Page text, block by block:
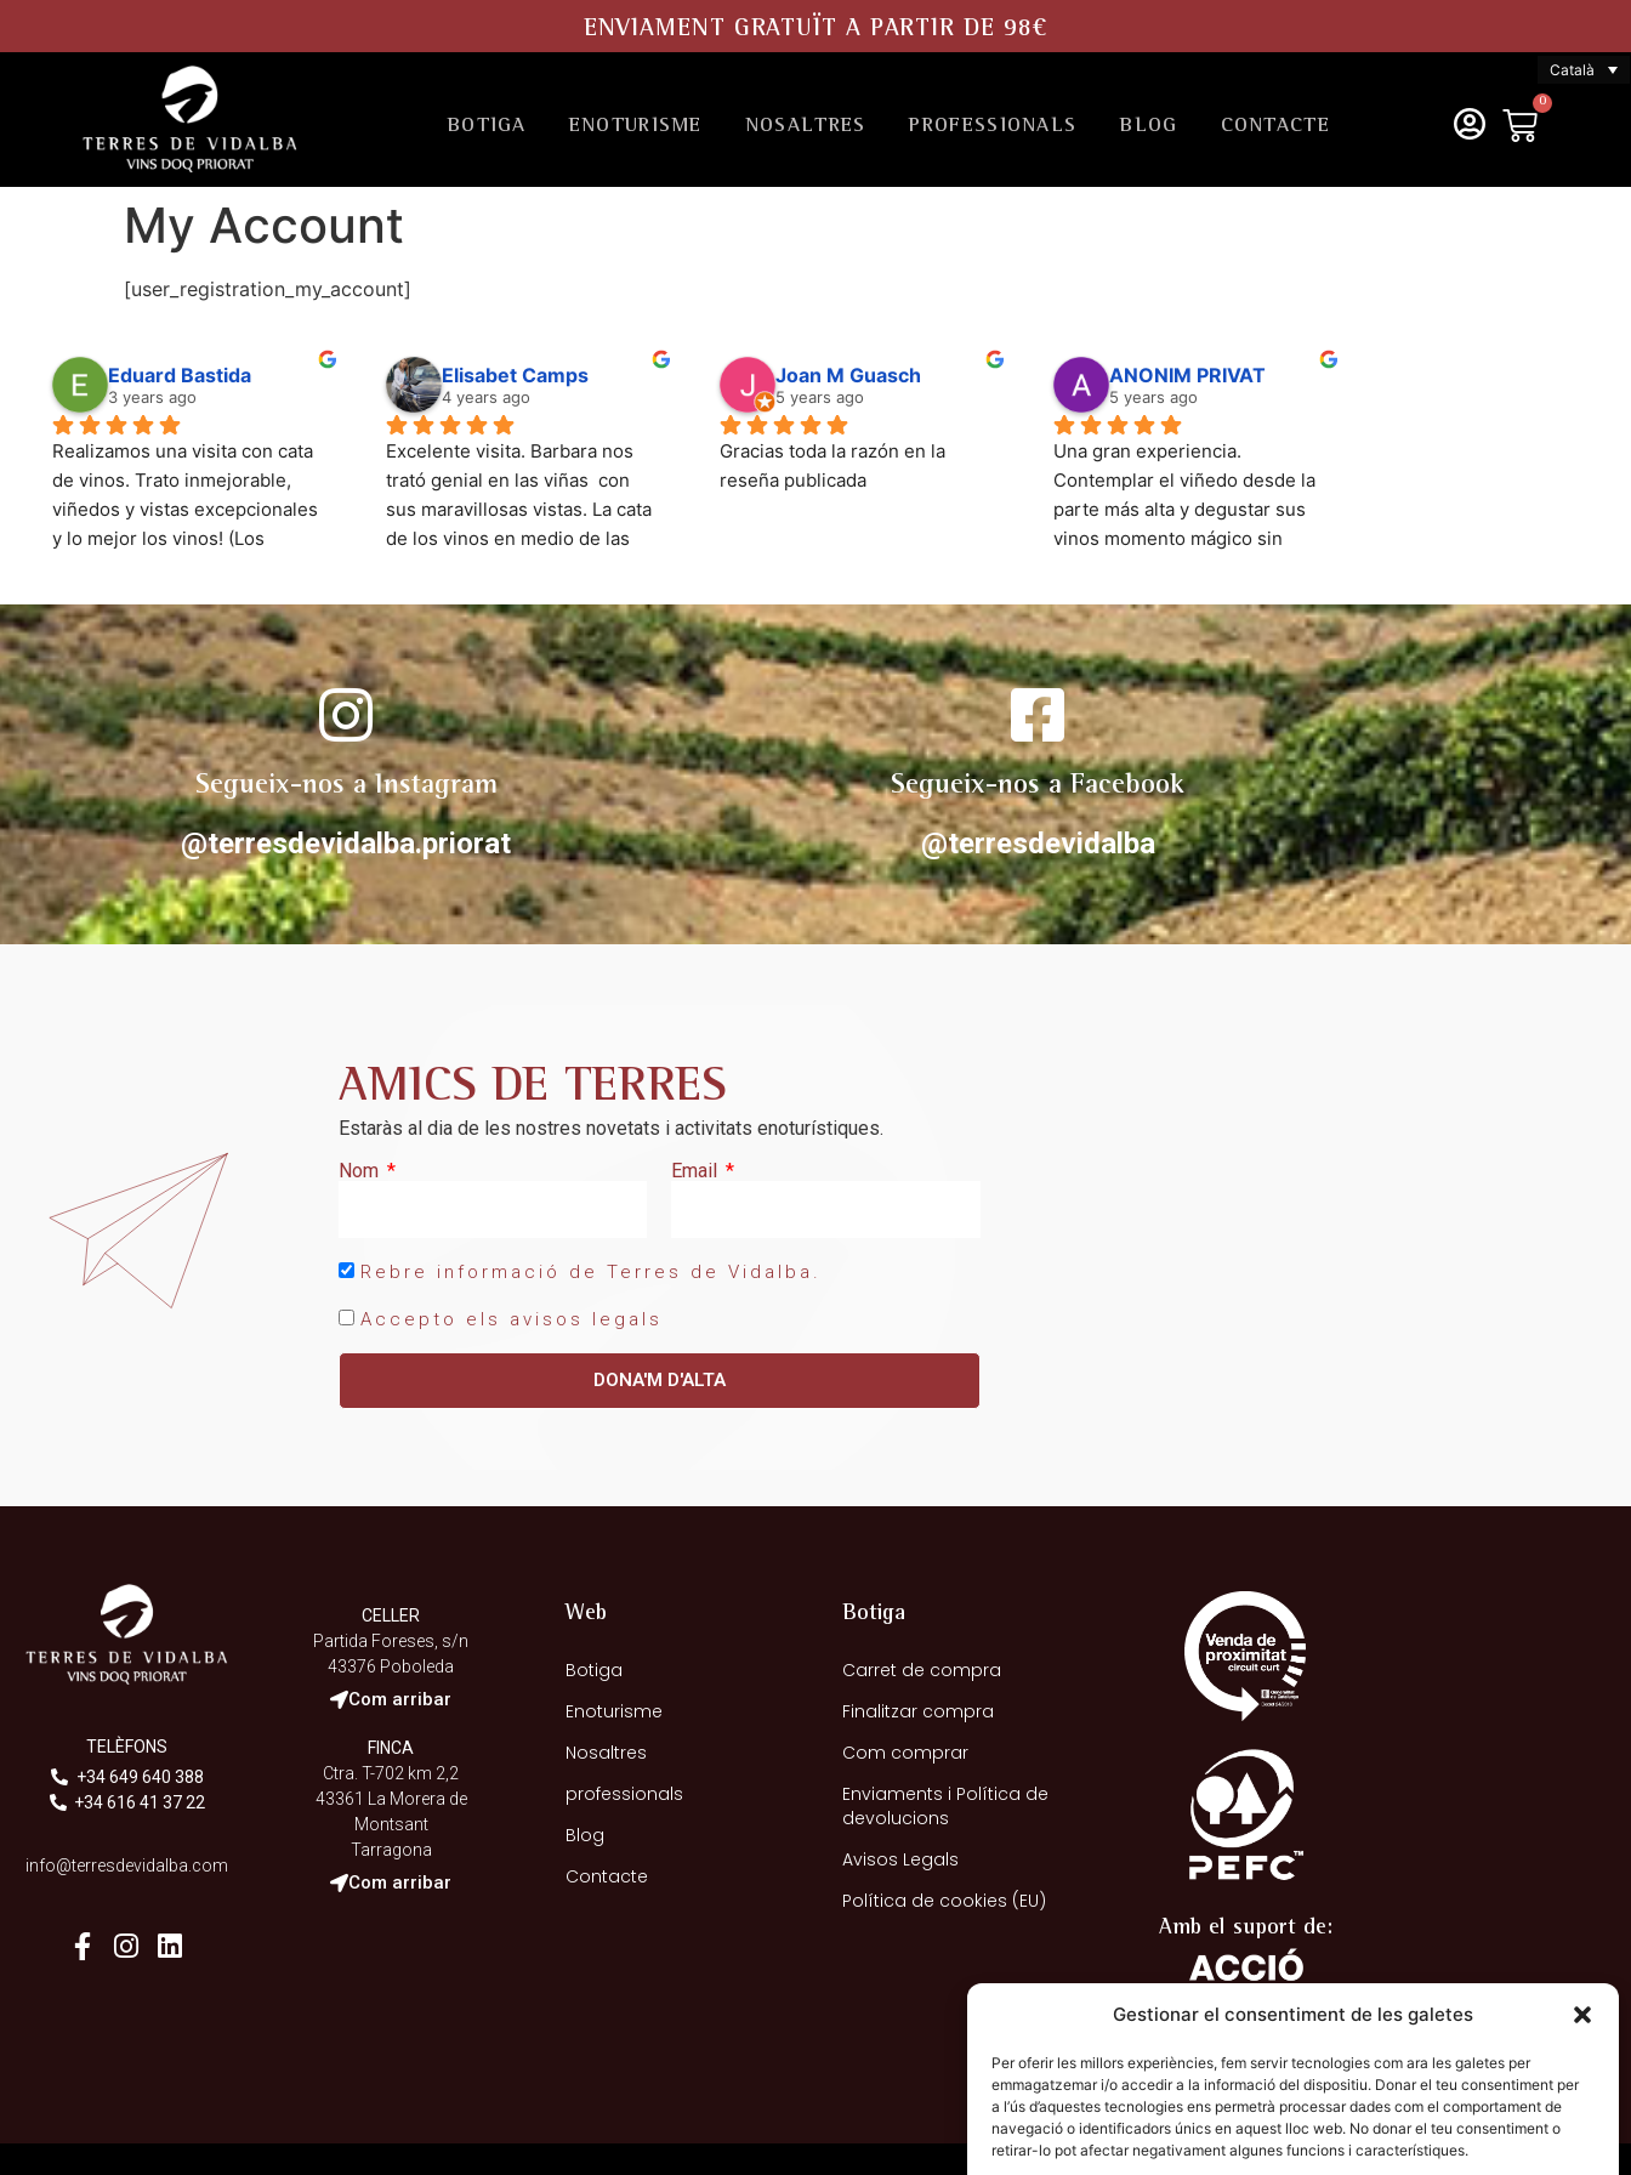
Gestionar el consentiment de les galetes
Per oferir les millors experiències, fem servir tecnologies com ara les galetes per
emmagatzemar i/o accedir a la informació del dispositiu. Donar el teu consentiment per
a l’ús d’aquestes tecnologies ens permetrà processar dades com el comportament de
navegació o identificadors únics en aquest lloc web. No donar el teu consentiment o
retirar-lo pot afectar negativament algunes funcions i característiques.
ENVIAMENT GRATUÏT A PARTIR DE 98€
Català
BOTIGA ENOTURISME NOSALTRES PROFESSIONALS BLOG CONTACTE
0
My Account
[user_registration_my_account]
Eduard Bastida
3 years ago
Realizamos una visita con cata
de vinos. Trato inmejorable,
viñedos y vistas excepcionales
y lo mejor los vinos! (Los
Elisabet Camps
4 years ago
Excelente visita. Barbara nos
trató genial en las viñas  con
sus maravillosas vistas. La cata
de los vinos en medio de las
proyecto. Grandes guías
apasionados del Priorat , que
tras la ruta te explican con gran
cariño los vinos de la cata.
Volveremos y recomendamos
@terresdevidalbapriorat
Joan M Guasch
5 years ago
Gracias toda la razón en la
reseña publicada
ANONIM PRIVAT
5 years ago
Una gran experiencia.
Contemplar el viñedo desde la
parte más alta y degustar sus
vinos momento mágico sin
entorno.
Segueix-nos a Instagram
@terresdevidalba.priorat
Segueix-nos a Facebook
@terresdevidalba
AMICS DE TERRES
Estaràs al dia de les nostres novetats i activitats enoturístiques.
Nom
Email
Rebre informació de Terres de Vidalba.
Accepto els avisos legals
DONA'M D'ALTA
TELÈFONS
+34 649 640 388
+34 616 41 37 22
info@terresdevidalba.com
CELLER
Partida Foreses, s/n
43376 Poboleda
Com arribar
FINCA
Ctra. T-702 km 2,2
43361 La Morera de
Montsant
Tarragona
Com arribar
Web
Botiga
Enoturisme
Nosaltres
professionals
Blog
Contacte
Botiga
Carret de compra
Finalitzar compra
Com comprar
Enviaments i Política de
devolucions
Avisos Legals
Política de cookies (EU)
Amb el suport de: